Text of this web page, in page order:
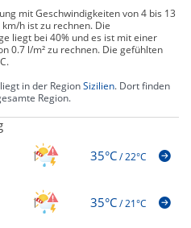
mit Geschwindigkeiten von 4 bis 13
h ist zu rechnen. Die
liegt bei 40% und es ist mit einer
0.7 l/m² zu rechnen. Die gefühlten
in der RegionSizilien. Dort finden
Region.
35°C/22°C
35°C/21°C